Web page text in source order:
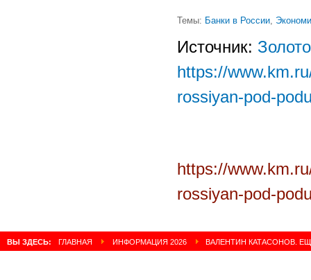
Темы: Банки в России
Источник:
https://
rossiyan-pod-
https://
rossiyan-pod-
ВЫ ЗДЕСЬ: ГЛАВНАЯ ИНФОРМАЦИЯ 2026 ВАЛЕНТИН КАТАСОНОВ.